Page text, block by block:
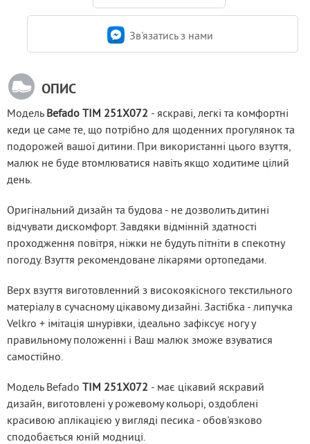
Зв'язатись з нами
ОПИС
Модель Befado TIM 251X072 - яскраві, легкі та комфортні
кеди це саме те, що потрібно для щоденних прогулянок та
подорожей вашої дитини. При використанні цього взуття,
малюк не буде втомлюватися навіть якщо ходитиме цілий
день.
Оригінальний дизайн та будова - не дозволить дитині
відчувати дискомфорт. Завдяки відмінній здатності
проходження повітря, ніжки не будуть пітніти в спекотну
погоду. Взуття рекомендоване лікарями ортопедами.
Верх взуття виготовленний з високоякісного текстильного
матеріалу в сучасному цікавому дизайні. Застібка - липучка
Velkro + імітація шнурівки, ідеально зафіксує ногу у
правильному положенні і Ваш малюк зможе взуватися
самостійно.
Модель Befado TIM 251X072 - має цікавий яскравий
дизайн, виготовлені у рожевому кольорі, оздоблені
красивою аплікацією у вигляді песика - обов'язково
сподобається юній модниці.